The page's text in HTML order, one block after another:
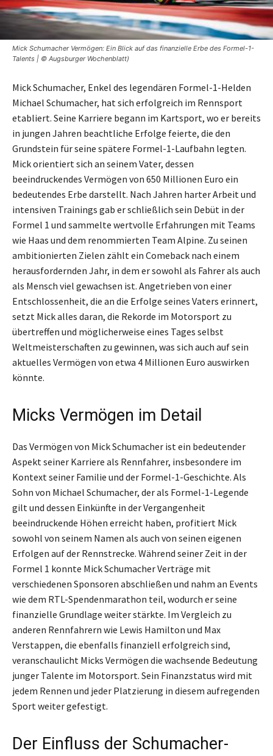
Mick Schumacher Vermögen: Ein Blick auf das finanzielle Erbe des Formel-1-
Talents | © Augsburger Wochenblatt)
Mick Schumacher, Enkel des legendären Formel-1-Helden
Michael Schumacher, hat sich erfolgreich im Rennsport
etabliert. Seine Karriere begann im Kartsport, wo er bereits
in jungen Jahren beachtliche Erfolge feierte, die den
Grundstein für seine spätere Formel-1-Laufbahn legten.
Mick orientiert sich an seinem Vater, dessen
beeindruckendes Vermögen von 650 Millionen Euro ein
bedeutendes Erbe darstellt. Nach Jahren harter Arbeit und
intensiven Trainings gab er schließlich sein Debüt in der
Formel 1 und sammelte wertvolle Erfahrungen mit Teams
wie Haas und dem renommierten Team Alpine. Zu seinen
ambitionierten Zielen zählt ein Comeback nach einem
herausfordernden Jahr, in dem er sowohl als Fahrer als auch
als Mensch viel gewachsen ist. Angetrieben von einer
Entschlossenheit, die an die Erfolge seines Vaters erinnert,
setzt Mick alles daran, die Rekorde im Motorsport zu
übertreffen und möglicherweise eines Tages selbst
Weltmeisterschaften zu gewinnen, was sich auch auf sein
aktuelles Vermögen von etwa 4 Millionen Euro auswirken
könnte.
Micks Vermögen im Detail
Das Vermögen von Mick Schumacher ist ein bedeutender
Aspekt seiner Karriere als Rennfahrer, insbesondere im
Kontext seiner Familie und der Formel-1-Geschichte. Als
Sohn von Michael Schumacher, der als Formel-1-Legende
gilt und dessen Einkünfte in der Vergangenheit
beeindruckende Höhen erreicht haben, profitiert Mick
sowohl von seinem Namen als auch von seinen eigenen
Erfolgen auf der Rennstrecke. Während seiner Zeit in der
Formel 1 konnte Mick Schumacher Verträge mit
verschiedenen Sponsoren abschließen und nahm an Events
wie dem RTL-Spendenmarathon teil, wodurch er seine
finanzielle Grundlage weiter stärkte. Im Vergleich zu
anderen Rennfahrern wie Lewis Hamilton und Max
Verstappen, die ebenfalls finanziell erfolgreich sind,
veranschaulicht Micks Vermögen die wachsende Bedeutung
junger Talente im Motorsport. Sein Finanzstatus wird mit
jedem Rennen und jeder Platzierung in diesem aufregenden
Sport weiter gefestigt.
Der Einfluss der Schumacher-